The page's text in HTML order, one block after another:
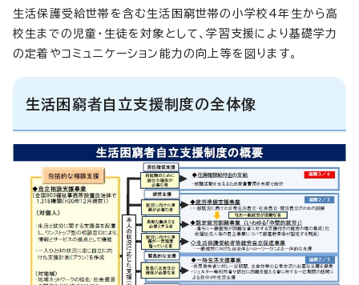
生活保護受給世帯を含む生活困窮世帯の小学校4年生から高
校生までの児童・生徒を対象として、学習支援により基礎学力
の定着やコミュニケーション能力の向上等を図ります。
生活困窮者自立支援制度の全体像